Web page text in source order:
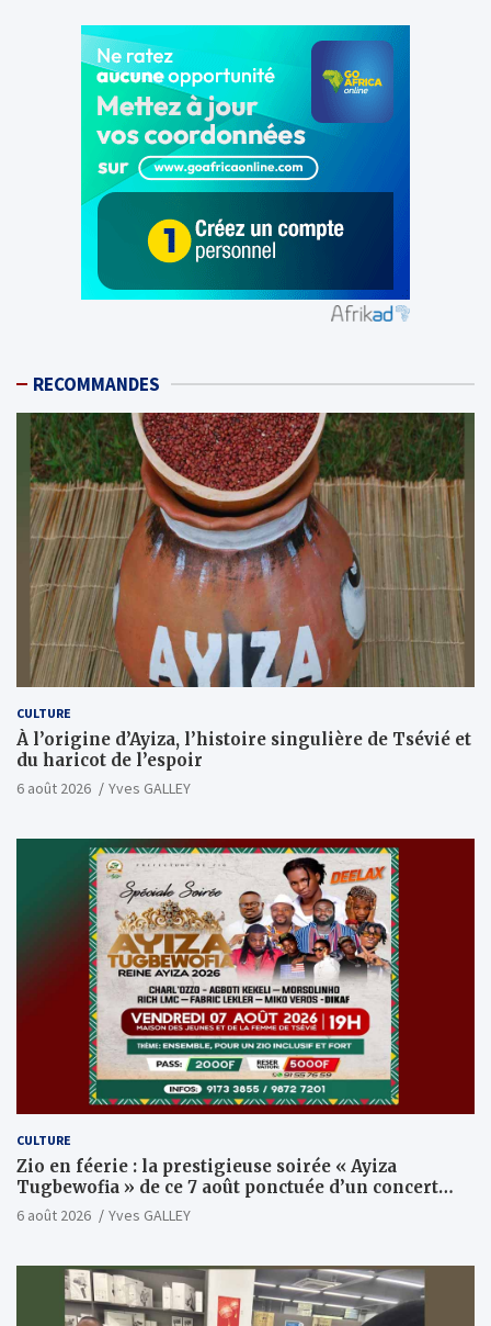
RECOMMANDES
CULTURE
À l’origine d’Ayiza, l’histoire singulière de Tsévié et
du haricot de l’espoir
6 août 2026 Yves GALLEY
CULTURE
Zio en féerie : la prestigieuse soirée « Ayiza
Tugbewofia » de ce 7 août ponctuée d’un concert
XXL d’anthologie
6 août 2026 Yves GALLEY